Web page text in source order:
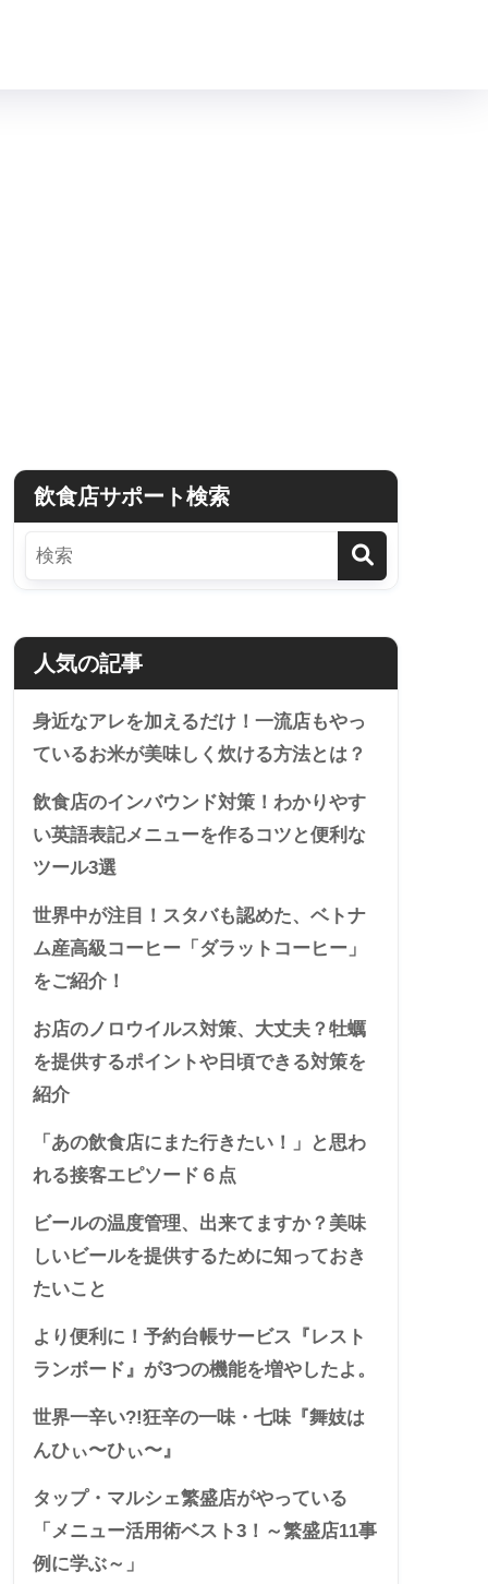
飲食店サポート検索
人気の記事
身近なアレを加えるだけ！一流店もやっ
ているお米が美味しく炊ける方法とは？
飲食店のインバウンド対策！わかりやす
い英語表記メニューを作るコツと便利な
ツール3選
世界中が注目！スタバも認めた、ベトナ
ム産高級コーヒー「ダラットコーヒー」
をご紹介！
お店のノロウイルス対策、大丈夫？牡蠣
を提供するポイントや日頃できる対策を
紹介
「あの飲食店にまた行きたい！」と思わ
れる接客エピソード６点
ビールの温度管理、出来てますか？美味
しいビールを提供するために知っておき
たいこと
より便利に！予約台帳サービス『レスト
ランボード』が3つの機能を増やしたよ。
世界一辛い?!狂辛の一味・七味『舞妓は
んひぃ〜ひぃ〜』
タップ・マルシェ繁盛店がやっている
「メニュー活用術ベスト3！～繁盛店11事
例に学ぶ～」